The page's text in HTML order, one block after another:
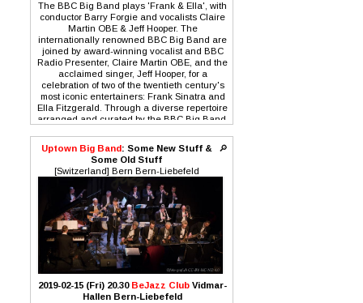
The BBC Big Band plays 'Frank & Ella', with
conductor Barry Forgie and vocalists Claire
Martin OBE & Jeff Hooper. The
internationally renowned BBC Big Band are
joined by award-winning vocalist and BBC
Radio Presenter, Claire Martin OBE, and the
acclaimed singer, Jeff Hooper, for a
celebration of two of the twentieth century's
most iconic entertainers: Frank Sinatra and
Ella Fitzgerald. Through a diverse repertoire
arranged and curated by the BBC Big Band,
continues to define a classic era of music. It
features classic songs that made them stars
- such as 'The Lady is a Tramp', 'I've Got You
Under My Skin', 'That Old Black Magic' and
'Someone to Watch Over Me', and explores
the music of some of the bands and
orchestras who Frank and Ella worked with
through their incredible and varied careers.
This is an unmissable evening of feel-good
music inspired two of the twentieth century's
greatest vocalists and entertainers.
🔎
Uptown Big Band : Some New Stuff &
Some Old Stuff
[Switzerland] Bern Bern-Liebefeld
2019-02-15 (Fri) 20.30 BeJazz Club Vidmar-
Hallen Bern-Liebefeld